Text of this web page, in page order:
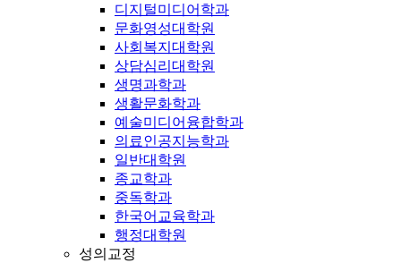
디지털미디어학과
문화영성대학원
사회복지대학원
상담심리대학원
생명과학과
생활문화학과
예술미디어융합학과
의료인공지능학과
일반대학원
종교학과
중독학과
한국어교육학과
행정대학원
성의교정